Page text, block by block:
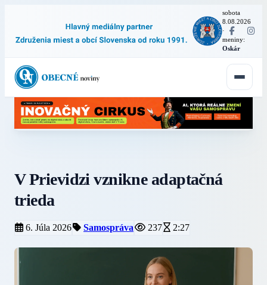
sobota
8.08.2026
·
meniny:
Oskár
V Prievidzi vznikne adaptačná
trieda
6. Júla 2026 Samospráva 237 2:27